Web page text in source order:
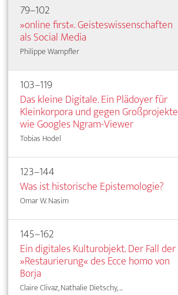
79–102
»online first«. Geisteswissenschaften
als Social Media
Philippe Wampfler
103–119
Das kleine Digitale. Ein Plädoyer für
Kleinkorpora und gegen Großprojekte
wie Googles Ngram-Viewer
Tobias Hodel
123–144
Was ist historische Epistemologie?
Omar W. Nasim
145–162
Ein digitales Kulturobjekt. Der Fall der
»Restaurierung« des Ecce homo von
Borja
Claire Clivaz, Nathalie Dietschy, ...